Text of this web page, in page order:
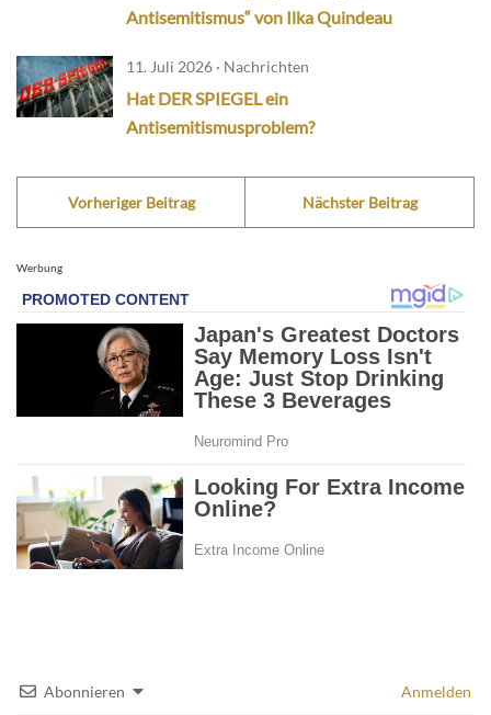
Antisemitismus“ von Ilka Quindeau
11. Juli 2026 · Nachrichten
Hat DER SPIEGEL ein
Antisemitismusproblem?
Vorheriger Beitrag Nächster Beitrag
Werbung
Abonnieren Anmelden